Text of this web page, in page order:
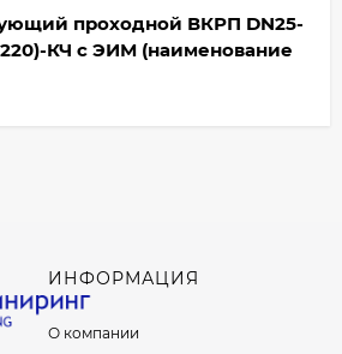
проходной ВКРП DN25-
КЧ с ЭИМ (наименование
ИНФОРМАЦИЯ
О компании